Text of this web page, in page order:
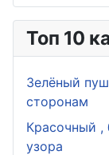
Топ 10
Зелёный
сторонам
Красочный ,
узора